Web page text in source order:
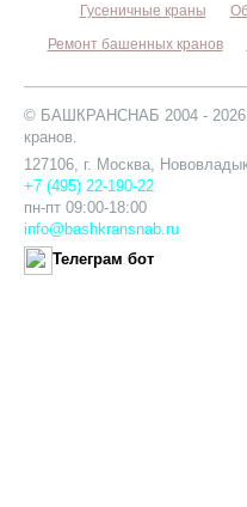
Гусеничные краны
Ремонт башенных кранов
© БАШКРАНСНАБ 2004 -
кранов.
127106, г. Москва,
+7 (495) 22-190-22
пн-пт 09:00-18:00
info@bashkransnab.ru
Телеграм бот